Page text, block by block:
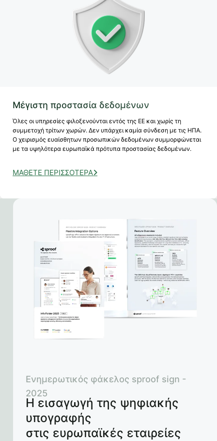
Μέγιστη προστασία δεδομένων
Όλες οι υπηρεσίες φιλοξενούνται εντός της ΕΕ και χωρίς τη
συμμετοχή τρίτων χωρών. Δεν υπάρχει καμία σύνδεση με τις ΗΠΑ.
Ο χειρισμός ευαίσθητων προσωπικών δεδομένων συμμορφώνεται
με τα υψηλότερα ευρωπαϊκά πρότυπα προστασίας δεδομένων.
ΜΆΘΕΤΕ ΠΕΡΙΣΣΌΤΕΡΑ
Η εισαγωγή της ψηφιακής
υπογραφής
στις ευρωπαϊκές εταιρείες
Ενημερωτικός φάκελος sproof sign -
2025